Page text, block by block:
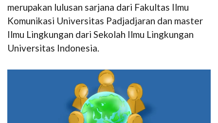
merupakan lulusan sarjana dari Fakultas Ilmu
Komunikasi Universitas Padjadjaran dan master
Ilmu Lingkungan dari Sekolah Ilmu Lingkungan
Universitas Indonesia.